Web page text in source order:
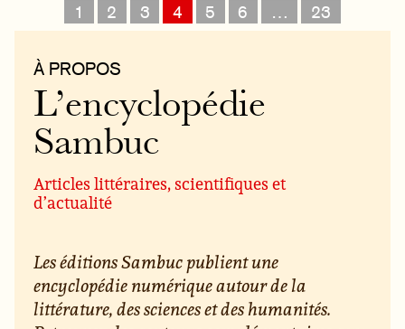
1 2 3 4 5 6 … 23
À PROPOS
L’encyclopédie
Sambuc
Articles littéraires, scientifiques et
d’actualité
Les éditions Sambuc publient une
encyclopédie numérique autour de la
littérature, des sciences et des humanités.